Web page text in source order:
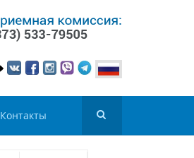
Контакты